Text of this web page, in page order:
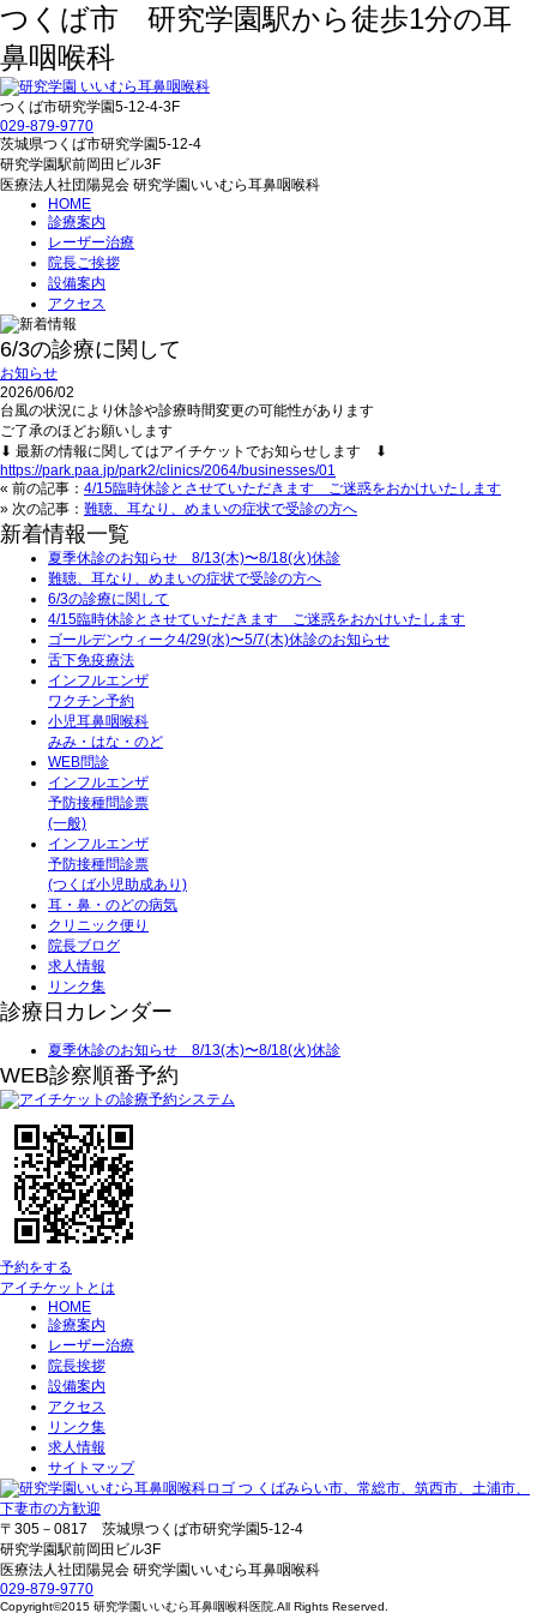
つくば市 研究学園駅から徒歩1分の耳
鼻咽喉科
つくば市研究学園5‐12‐4-3F
029‐879‐9770
茨城県つくば市研究学園5‐12‐4
研究学園駅前岡田ビル3F
医療法人社団陽晃会 研究学園いいむら耳鼻咽喉科
HOME
診療案内
レーザー治療
院長ご挨拶
設備案内
アクセス
6/3の診療に関して
お知らせ
2026/06/02
台風の状況により休診や診療時間変更の可能性があります
ご了承のほどお願いします
⬇︎ 最新の情報に関してはアイチケットでお知らせします ⬇︎
https://park.paa.jp/park2/clinics/2064/businesses/01
« 前の記事： 4/15臨時休診とさせていただきます ご迷惑をおかけいたします
» 次の記事： 難聴、耳なり、めまいの症状で受診の方へ
新着情報一覧
夏季休診のお知らせ 8/13(木)〜8/18(火)休診
難聴、耳なり、めまいの症状で受診の方へ
6/3の診療に関して
4/15臨時休診とさせていただきます ご迷惑をおかけいたします
ゴールデンウィーク4/29(水)〜5/7(木)休診のお知らせ
舌下免疫療法
インフルエンザ
ワクチン予約
小児耳鼻咽喉科
みみ・はな・のど
WEB問診
インフルエンザ
予防接種問診票
(一般)
インフルエンザ
予防接種問診票
(つくば小児助成あり)
耳・鼻・のどの病気
クリニック便り
院長ブログ
求人情報
リンク集
診療日カレンダー
夏季休診のお知らせ 8/13(木)〜8/18(火)休診
WEB診察順番予約
予約をする
アイチケットとは
HOME
診療案内
レーザー治療
院長挨拶
設備案内
アクセス
リンク集
求人情報
サイトマップ
〒305－0817 茨城県つくば市研究学園5‐12‐4
研究学園駅前岡田ビル3F
医療法人社団陽晃会 研究学園いいむら耳鼻咽喉科
029‐879‐9770
Copyright©2015 研究学園いいむら耳鼻咽喉科医院.All Rights Reserved.